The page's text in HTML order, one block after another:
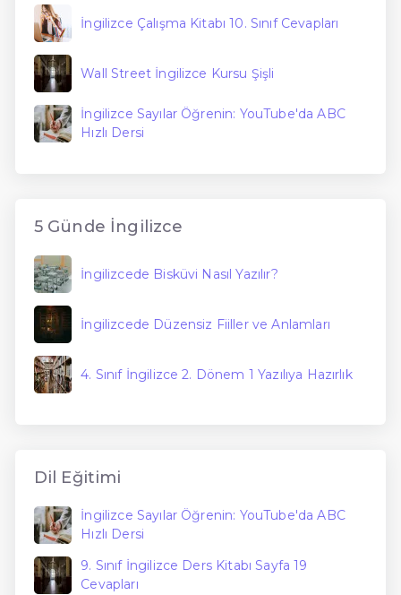
İngilizce Çalışma Kitabı 10. Sınıf Cevapları
Wall Street İngilizce Kursu Şişli
İngilizce Sayılar Öğrenin: YouTube'da ABC
Hızlı Dersi
5 Günde İngilizce
İngilizcede Bisküvi Nasıl Yazılır?
İngilizcede Düzensiz Fiiller ve Anlamları
4. Sınıf İngilizce 2. Dönem 1 Yazılıya Hazırlık
Dil Eğitimi
İngilizce Sayılar Öğrenin: YouTube'da ABC
Hızlı Dersi
9. Sınıf İngilizce Ders Kitabı Sayfa 19
Cevapları